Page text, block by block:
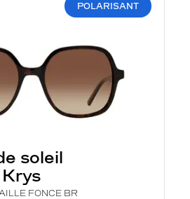
POLARISANT
soleil
FONCE BR